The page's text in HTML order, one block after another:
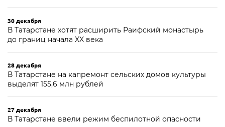
30 декабря
В Татарстане хотят расширить Раифский монастырь
до границ начала XX века
28 декабря
В Татарстане на капремонт сельских домов культуры
выделят 155,6 млн рублей
27 декабря
В Татарстане ввели режим беспилотной опасности